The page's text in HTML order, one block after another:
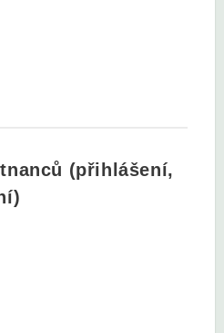
(přihlášení,